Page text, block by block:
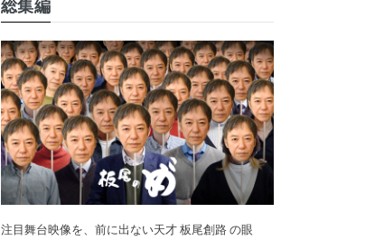
総集編
注目舞台映像を、前に出ない天才 板尾創路 の眼